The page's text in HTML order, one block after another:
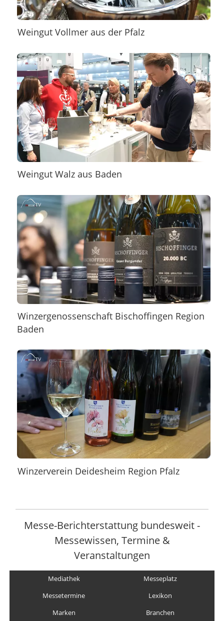
Weingut Vollmer aus der Pfalz
Weingut Walz aus Baden
Winzergenossenschaft Bischoffingen Region
Baden
Winzerverein Deidesheim Region Pfalz
Messe-Berichterstattung bundesweit -
Messewissen, Termine &
Veranstaltungen
Mediathek
Messeplatz
Messetermine
Lexikon
Marken
Branchen